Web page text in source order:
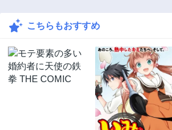
第9.2話
第9話
2年前
第8話
2年前
第7.1話
2年前
第6.2話
こちらもおすすめ